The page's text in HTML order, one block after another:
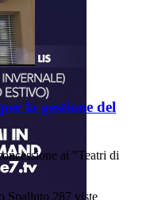
la gestione del
ai "Teatri di
Spalluto 287 viste